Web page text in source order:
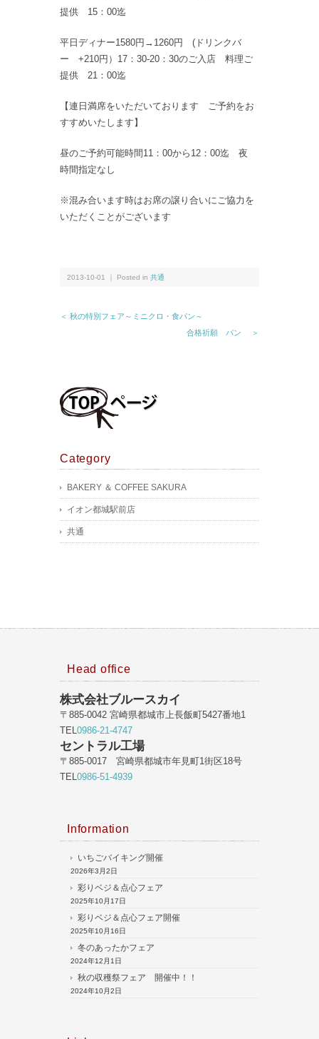
提供 15：00迄
平日ディナー1580円→1260円 (ドリンクバ
ー +210円）17：30-20：30のご入店 料理ご
提供 21：00迄
【連日満席をいただいております ご予約をお
すすめいたします】
昼のご予約可能時間11：00から12：00迄 夜
時間指定なし
※混み合います時はお席の譲り合いにご協力を
いただくことがございます
2013-10-01 ｜ Posted in 共通
＜ 秋の特別フェア～ミニクロ・食パン～
合格祈願 パン ＞
Category
BAKERY ＆ COFFEE SAKURA
イオン都城駅前店
共通
Head office
株式会社ブルースカイ
〒885-0042 宮崎県都城市上長飯町5427番地1
TEL0986-21-4747
セントラル工場
〒885-0017 宮崎県都城市年見町1街区18号
TEL0986-51-4939
Information
いちごバイキング開催
2026年3月2日
彩りベジ＆点心フェア
2025年10月17日
彩りベジ＆点心フェア開催
2025年10月16日
冬のあったかフェア
2024年12月1日
秋の収穫祭フェア 開催中！！
2024年10月2日